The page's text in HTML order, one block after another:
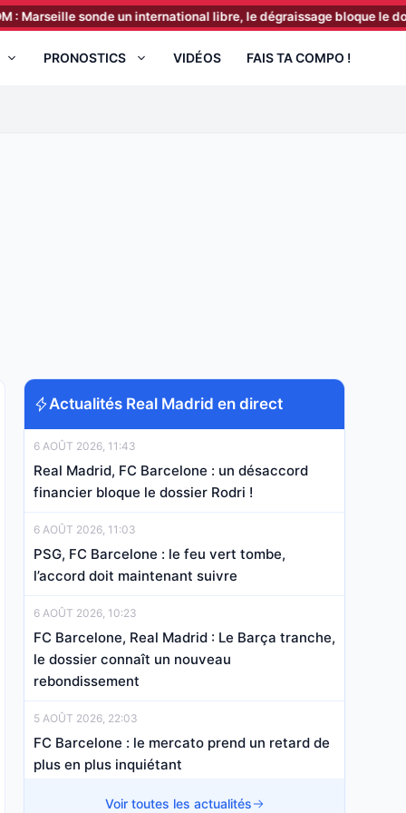
sonde un international libre, le dégraissage bloque le dossier
PRONOSTICS VIDÉOS FAIS TA COMPO !
Actualités Real Madrid en direct
6 AOÛT 2026, 11:43
Real Madrid, FC Barcelone : un désaccord
financier bloque le dossier Rodri !
6 AOÛT 2026, 11:03
PSG, FC Barcelone : le feu vert tombe,
l’accord doit maintenant suivre
6 AOÛT 2026, 10:23
FC Barcelone, Real Madrid : Le Barça tranche,
le dossier connaît un nouveau
rebondissement
5 AOÛT 2026, 22:03
FC Barcelone : le mercato prend un retard de
plus en plus inquiétant
5 AOÛT 2026, 13:00Voir toutes les actualités